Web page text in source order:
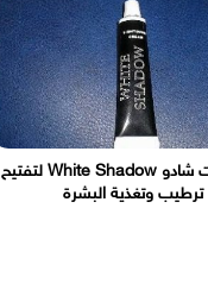
كريم وايت شادو White Shadow لتفتيح
ترطيب وتغذية البشرة